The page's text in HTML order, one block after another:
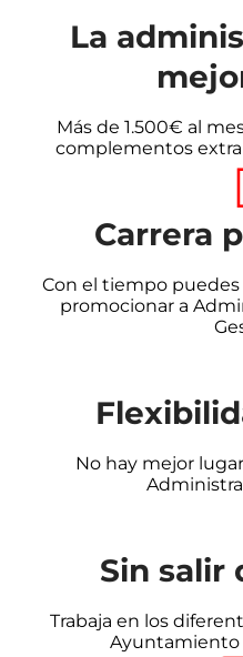
La
Más de 1.500€ al
complementos
Carrera
Con el tiempo
promocionar a
No hay mejor
Sin salir
Trabaja en los
Ayuntamiento